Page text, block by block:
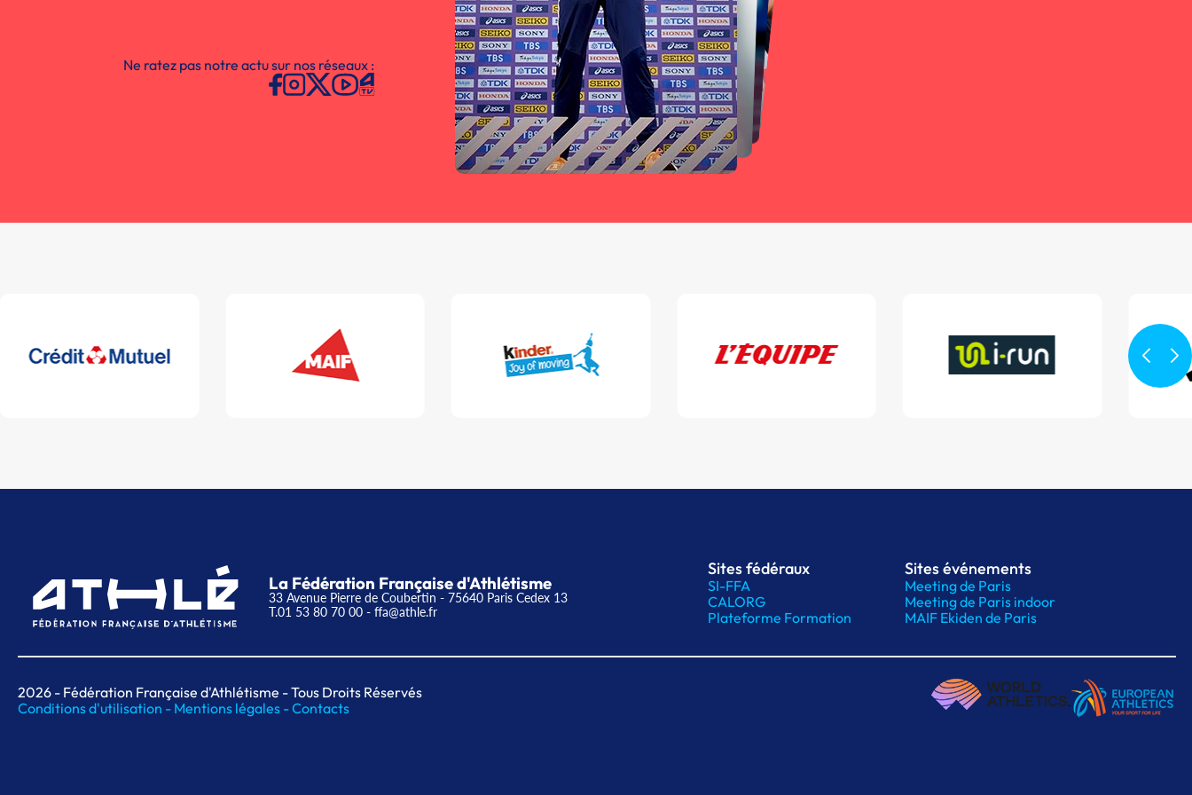
Ne ratez pas notre actu sur nos réseaux :
La Fédération Française d'Athlétisme
33 Avenue Pierre de Coubertin - 75640 Paris Cedex 13
T.01 53 80 70 00 - ffa@athle.fr
Sites fédéraux
SI-FFA
CALORG
Plateforme Formation
Sites événements
Meeting de Paris
Meeting de Paris indoor
MAIF Ekiden de Paris
2026 - Fédération Française d'Athlétisme - Tous Droits Réservés
Conditions d'utilisation - Mentions légales -Contacts